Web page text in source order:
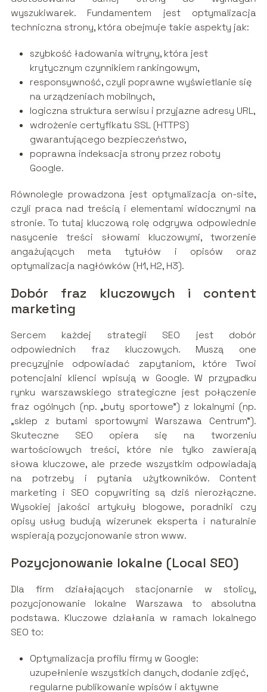
wyszukiwarek. Fundamentem jest optymalizacja
techniczna strony, która obejmuje takie aspekty jak:
szybkość ładowania witryny, która jest
krytycznym czynnikiem rankingowym,
responsywność, czyli poprawne wyświetlanie się
na urządzeniach mobilnych,
logiczna struktura serwisu i przyjazne adresy URL,
wdrożenie certyfikatu SSL (HTTPS)
gwarantującego bezpieczeństwo,
poprawna indeksacja strony przez roboty
Google.
Równolegle prowadzona jest optymalizacja on-site,
czyli praca nad treścią i elementami widocznymi na
stronie. To tutaj kluczową rolę odgrywa odpowiednie
nasycenie treści słowami kluczowymi, tworzenie
angażujących meta tytułów i opisów oraz
optymalizacja nagłówków (H1, H2, H3).
Dobór fraz kluczowych i content
marketing
Sercem każdej strategii SEO jest dobór
odpowiednich fraz kluczowych. Muszą one
precyzyjnie odpowiadać zapytaniom, które Twoi
potencjalni klienci wpisują w Google. W przypadku
rynku warszawskiego strategiczne jest połączenie
fraz ogólnych (np. „buty sportowe”) z lokalnymi (np.
„sklep z butami sportowymi Warszawa Centrum”).
Skuteczne SEO opiera się na tworzeniu
wartościowych treści, które nie tylko zawierają
słowa kluczowe, ale przede wszystkim odpowiadają
na potrzeby i pytania użytkowników. Content
marketing i SEO copywriting są dziś nierozłączne.
Wysokiej jakości artykuły blogowe, poradniki czy
opisy usług budują wizerunek eksperta i naturalnie
wspierają pozycjonowanie stron www.
Pozycjonowanie lokalne (Local SEO)
Dla firm działających stacjonarnie w stolicy,
pozycjonowanie lokalne Warszawa to absolutna
podstawa. Kluczowe działania w ramach lokalnego
SEO to:
Optymalizacja profilu firmy w Google:
uzupełnienie wszystkich danych, dodanie zdjęć,
regularne publikowanie wpisów i aktywne